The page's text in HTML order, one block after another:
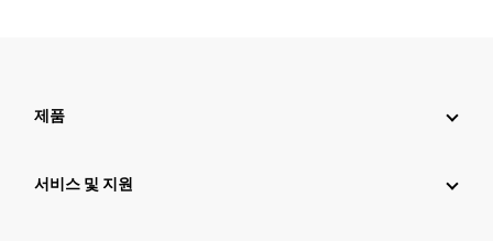
제품
서비스 및 지원